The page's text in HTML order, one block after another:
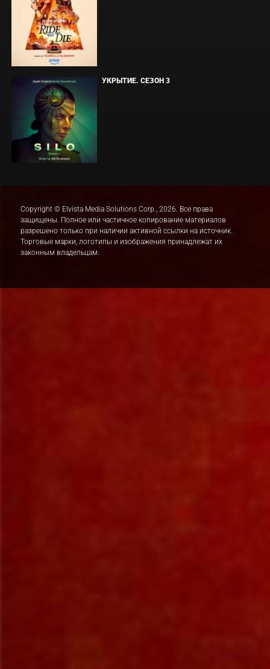
УКРЫТИЕ. СЕЗОН 3
Copyright © Elvista Media Solutions Corp., 2026. Все права
защищены. Полное или частичное копирование материалов
разрешено только при наличии активной ссылки на источник.
Торговые марки, логотипы и изображения принадлежат их
законным владельцам.